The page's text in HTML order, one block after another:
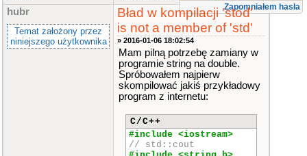
Zapomniałem hasła
hubr
Temat założony przez
niniejszego użytkownika
Bład w kompilacji 'stod'
is not a member of 'std'
» 2016-01-06 18:02:54
Mam pilną potrzebę zamiany w
programie string na double.
Spróbowałem najpierw
skompilować jakiś przykładowy
program z internetu:
C/C++
#include <iostream>
// std::cout